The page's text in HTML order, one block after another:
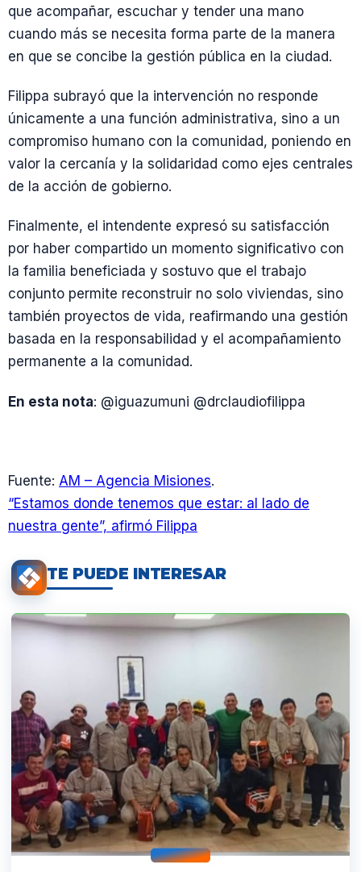
que acompañar, escuchar y tender una mano
cuando más se necesita forma parte de la manera
en que se concibe la gestión pública en la ciudad.
Filippa subrayó que la intervención no responde
únicamente a una función administrativa, sino a un
compromiso humano con la comunidad, poniendo en
valor la cercanía y la solidaridad como ejes centrales
de la acción de gobierno.
Finalmente, el intendente expresó su satisfacción
por haber compartido un momento significativo con
la familia beneficiada y sostuvo que el trabajo
conjunto permite reconstruir no solo viviendas, sino
también proyectos de vida, reafirmando una gestión
basada en la responsabilidad y el acompañamiento
permanente a la comunidad.
En esta nota: @iguazumuni @drclaudiofilippa
Fuente: AM – Agencia Misiones.
“Estamos donde tenemos que estar: al lado de
nuestra gente”, afirmó Filippa
TE PUEDE INTERESAR